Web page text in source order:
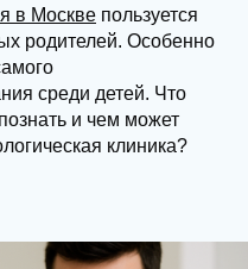
в Москве пользуется
родителей. Особенно
среди детей. Что
и чем может
клиника?